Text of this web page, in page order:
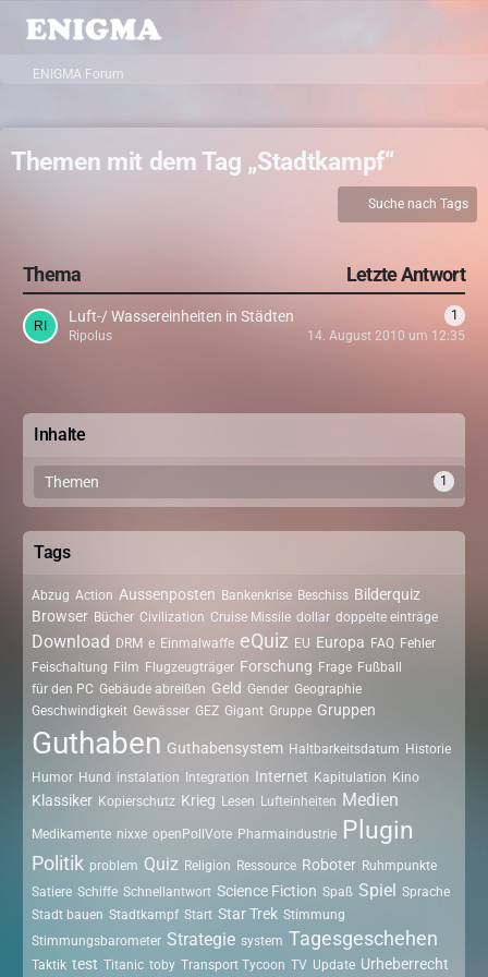
ENIGMA Forum
Themen mit dem Tag „Stadtkampf“
Suche nach Tags
Thema Letzte Antwort
Luft-/ Wassereinheiten in Städten
1
Ripolus
14. August 2010 um 12:35
Inhalte
Themen 1
Tags
Abzug Action Aussenposten Bankenkrise Beschiss Bilderquiz
Browser Bücher Civilization Cruise Missile dollar doppelte einträge
Download DRM e Einmalwaffe eQuiz EU Europa FAQ Fehler
Feischaltung Film Flugzeugträger Forschung Frage Fußball
für den PC Gebäude abreißen Geld Gender Geographie
Geschwindigkeit Gewässer GEZ Gigant Gruppe Gruppen
Guthaben Guthabensystem Haltbarkeitsdatum Historie
Humor Hund instalation Integration Internet Kapitulation Kino
Klassiker Kopierschutz Krieg Lesen Lufteinheiten Medien
Medikamente nixxe openPollVote Pharmaindustrie Plugin
Politik problem Quiz Religion Ressource Roboter Ruhmpunkte
Satiere Schiffe Schnellantwort Science Fiction Spaß Spiel Sprache
Stadt bauen Stadtkampf Start Star Trek Stimmung
Stimmungsbarometer Strategie system Tagesgeschehen
Taktik test Titanic toby Transport Tycoon TV Update Urheberrecht